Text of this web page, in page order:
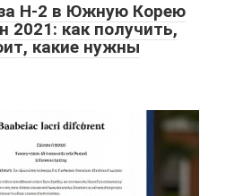
H-2 в Южную Корею
2021: как получить,
какие нужны